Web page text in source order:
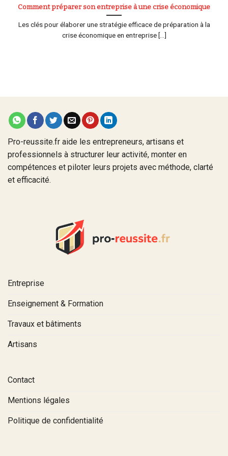
Comment préparer son entreprise à une crise économique
Les clés pour élaborer une stratégie efficace de préparation à la
crise économique en entreprise [...]
Pro-reussite.fr aide les entrepreneurs, artisans et
professionnels à structurer leur activité, monter en
compétences et piloter leurs projets avec méthode, clarté
et efficacité.
Entreprise
Enseignement & Formation
Travaux et bâtiments
Artisans
Contact
Mentions légales
Politique de confidentialité